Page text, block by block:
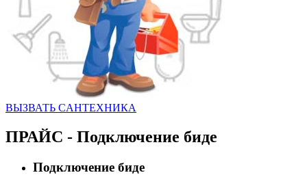
ВЫЗВАТЬ CАНТЕХНИКА
ПРАЙС - Подключение биде
Подключение биде